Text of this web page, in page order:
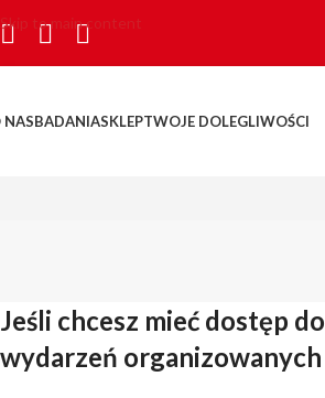
Skip to main content
NASBADANIASKLEPTWOJE DOLEGLIWOŚCI
Jeśli chcesz mieć dostęp
wydarzeń organizowanych